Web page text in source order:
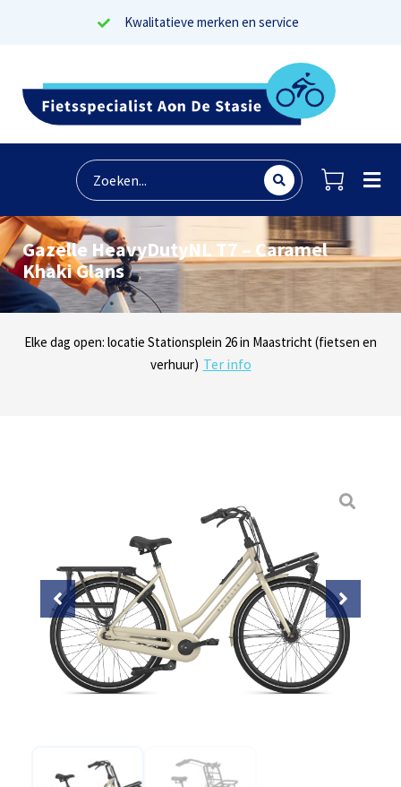
Kwalitatieve merken en service
Gazelle HeavyDutyNL T7 – Caramel
Khaki Glans
Dinsdag t/m zaterdag geopen: locaties Sphinxlunet 1 in Maastricht
(e-bikes) en Maaseikersteenweg 183 in Lanaken (fietsen en e-
Elke dag open: locatie Stationsplein 26 in Maastricht (fietsen en
verhuur) Ter info
Onze missie? Tevreden klanten! Lees reviews